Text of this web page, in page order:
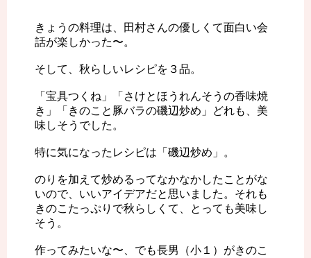
きょうの料理は、田村さんの優しくて面白い会
話が楽しかった〜。
そして、秋らしいレシピを３品。
「宝具つくね」「さけとほうれんそうの香味焼
き」「きのこと豚バラの磯辺炒め」どれも、美
味しそうでした。
特に気になったレシピは「磯辺炒め」。
のりを加えて炒めるってなかなかしたことがな
いので、いいアイデアだと思いました。それも
きのこたっぷりで秋らしくて、とっても美味し
そう。
作ってみたいな〜、でも長男（小１）がきのこ